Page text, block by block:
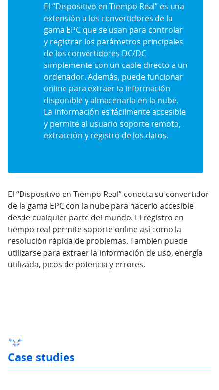
El “Dispositivo en Tiempo Real” es una
extensión a los convertidores de la
gama EPC que se usan para controlar
y registrar los parámetros principales
de los convertidores DC/DC
simplemente con un cable directo a un
ordenador. Además, puede funcionar
online para extraer la información
disponible y almacenarla en la nube.
La información es fácilmente accesible
y permite al usuario soporte remoto,
extracción y registro de los datos.
El “Dispositivo en Tiempo Real” conecta su convertidor
de la gama EPC con la nube para hacerlo accesible
desde cualquier parte del mundo. El registro en
tiempo real permite soporte online así como la
resolución rápida de problemas. También puede
utilizarse para extraer la información de uso, energía
utilizada, picos de potencia y errores.
Case studies